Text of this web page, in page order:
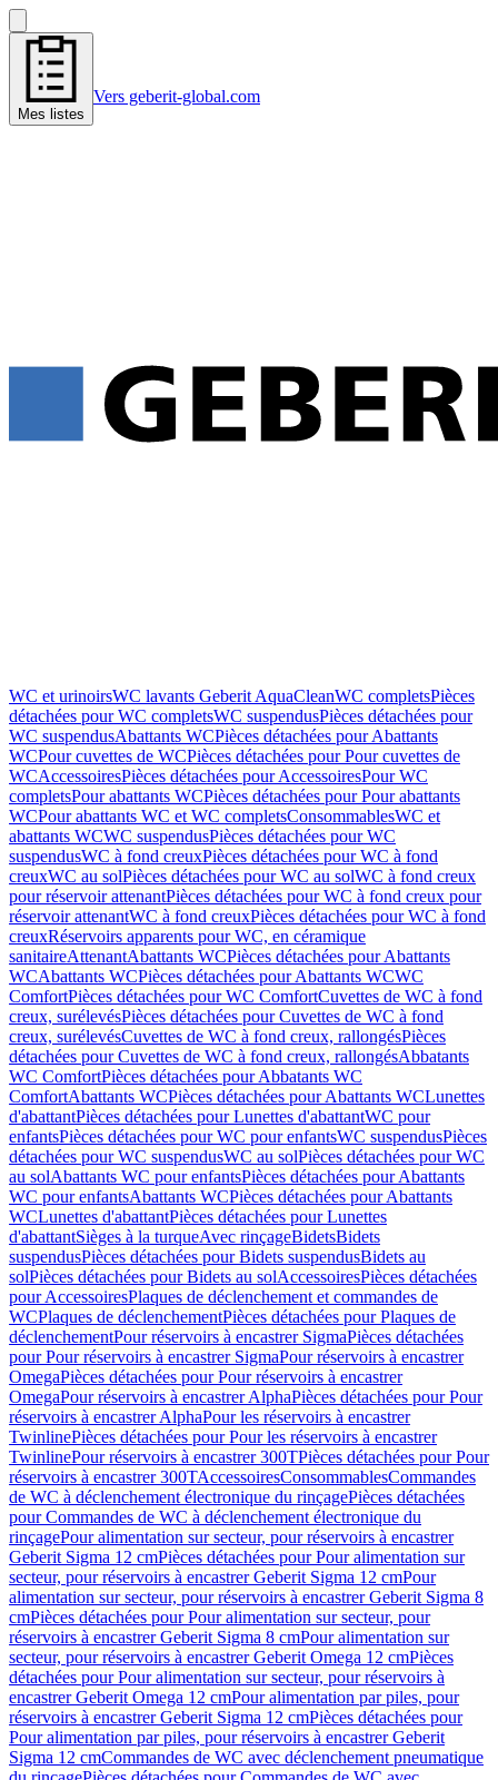
Mes listes
Vers geberit-global.com
WC et urinoirsWC lavants Geberit AquaCleanWC completsPièces
détachées pour WC completsWC suspendusPièces détachées pour
WC suspendusAbattants WCPièces détachées pour Abattants
WCPour cuvettes de WCPièces détachées pour Pour cuvettes de
WCAccessoiresPièces détachées pour AccessoiresPour WC
completsPour abattants WCPièces détachées pour Pour abattants
WCPour abattants WC et WC completsConsommablesWC et
abattants WCWC suspendusPièces détachées pour WC
suspendusWC à fond creuxPièces détachées pour WC à fond
creuxWC au solPièces détachées pour WC au solWC à fond creux
pour réservoir attenantPièces détachées pour WC à fond creux pour
réservoir attenantWC à fond creuxPièces détachées pour WC à fond
creuxRéservoirs apparents pour WC, en céramique
sanitaireAttenantAbattants WCPièces détachées pour Abattants
WCAbattants WCPièces détachées pour Abattants WCWC
ComfortPièces détachées pour WC ComfortCuvettes de WC à fond
creux, surélevésPièces détachées pour Cuvettes de WC à fond
creux, surélevésCuvettes de WC à fond creux, rallongésPièces
détachées pour Cuvettes de WC à fond creux, rallongésAbbatants
WC ComfortPièces détachées pour Abbatants WC
ComfortAbattants WCPièces détachées pour Abattants WCLunettes
d'abattantPièces détachées pour Lunettes d'abattantWC pour
enfantsPièces détachées pour WC pour enfantsWC suspendusPièces
détachées pour WC suspendusWC au solPièces détachées pour WC
au solAbattants WC pour enfantsPièces détachées pour Abattants
WC pour enfantsAbattants WCPièces détachées pour Abattants
WCLunettes d'abattantPièces détachées pour Lunettes
d'abattantSièges à la turqueAvec rinçageBidetsBidets
suspendusPièces détachées pour Bidets suspendusBidets au
solPièces détachées pour Bidets au solAccessoiresPièces détachées
pour AccessoiresPlaques de déclenchement et commandes de
WCPlaques de déclenchementPièces détachées pour Plaques de
déclenchementPour réservoirs à encastrer SigmaPièces détachées
pour Pour réservoirs à encastrer SigmaPour réservoirs à encastrer
OmegaPièces détachées pour Pour réservoirs à encastrer
OmegaPour réservoirs à encastrer AlphaPièces détachées pour Pour
réservoirs à encastrer AlphaPour les réservoirs à encastrer
TwinlinePièces détachées pour Pour les réservoirs à encastrer
TwinlinePour réservoirs à encastrer 300TPièces détachées pour Pour
réservoirs à encastrer 300TAccessoiresConsommablesCommandes
de WC à déclenchement électronique du rinçagePièces détachées
pour Commandes de WC à déclenchement électronique du
rinçagePour alimentation sur secteur, pour réservoirs à encastrer
Geberit Sigma 12 cmPièces détachées pour Pour alimentation sur
secteur, pour réservoirs à encastrer Geberit Sigma 12 cmPour
alimentation sur secteur, pour réservoirs à encastrer Geberit Sigma 8
cmPièces détachées pour Pour alimentation sur secteur, pour
réservoirs à encastrer Geberit Sigma 8 cmPour alimentation sur
secteur, pour réservoirs à encastrer Geberit Omega 12 cmPièces
détachées pour Pour alimentation sur secteur, pour réservoirs à
encastrer Geberit Omega 12 cmPour alimentation par piles, pour
réservoirs à encastrer Geberit Sigma 12 cmPièces détachées pour
Pour alimentation par piles, pour réservoirs à encastrer Geberit
Sigma 12 cmCommandes de WC avec déclenchement pneumatique